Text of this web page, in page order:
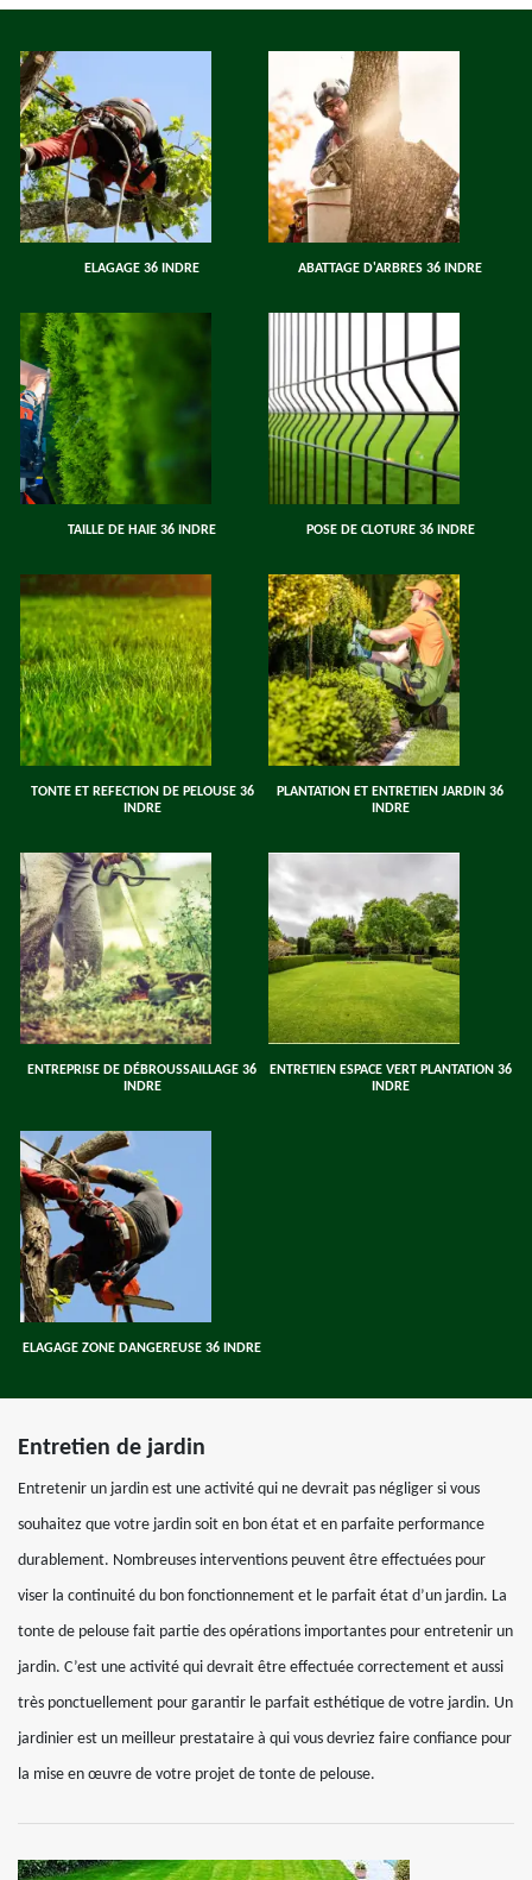
ELAGAGE 36 INDRE ABATTAGE D'ARBRES 36 INDRE
TAILLE DE HAIE 36 INDRE POSE DE CLOTURE 36 INDRE
TONTE ET REFECTION DE PELOUSE 36
INDRE
PLANTATION ET ENTRETIEN JARDIN 36
INDRE
ENTREPRISE DE DÉBROUSSAILLAGE 36
INDRE
ENTRETIEN ESPACE VERT PLANTATION 36
INDRE
ELAGAGE ZONE DANGEREUSE 36 INDRE
Entretien de jardin
Entretenir un jardin est une activité qui ne devrait pas négliger si vous
souhaitez que votre jardin soit en bon état et en parfaite performance
durablement. Nombreuses interventions peuvent être effectuées pour
viser la continuité du bon fonctionnement et le parfait état d’un jardin. La
tonte de pelouse fait partie des opérations importantes pour entretenir un
jardin. C’est une activité qui devrait être effectuée correctement et aussi
très ponctuellement pour garantir le parfait esthétique de votre jardin. Un
jardinier est un meilleur prestataire à qui vous devriez faire confiance pour
la mise en œuvre de votre projet de tonte de pelouse.